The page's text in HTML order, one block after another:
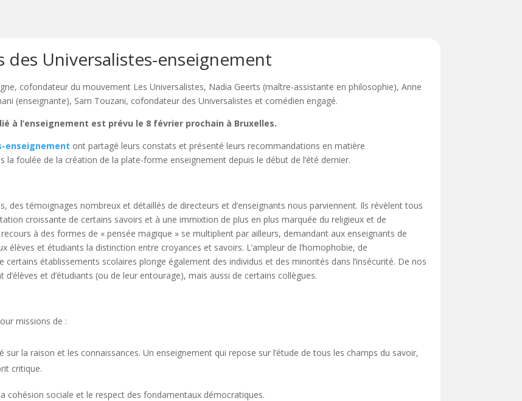
des Universalistes-enseignement
cofondateur du mouvement Les Universalistes, Nadia Geerts (maître-assistante en philosophie), Anne
(enseignante), Sam Touzani, cofondateur des Universalistes et comédien engagé.
à l’enseignement est prévu le 8 février prochain à Bruxelles.
enseignement ont partagé leurs constats et présenté leurs recommandations en matière
la foulée de la création de la plate-forme enseignement depuis le début de l’été dernier.
des témoignages nombreux et détaillés de directeurs et d’enseignants nous parviennent. Ils révèlent tous
croissante de certains savoirs et à une immixtion de plus en plus marquée du religieux et de
à des formes de « pensée magique » se multiplient par ailleurs, demandant aux enseignants de
élèves et étudiants la distinction entre croyances et savoirs. L’ampleur de l’homophobie, de
certains établissements scolaires plonge également des individus et des minorités dans l’insécurité. De nos
et d’étudiants (ou de leur entourage), mais aussi de certains collègues.
missions de :
la raison et les connaissances. Un enseignement qui repose sur l’étude de tous les champs du savoir,
critique.
cohésion sociale et le respect des fondamentaux démocratiques.